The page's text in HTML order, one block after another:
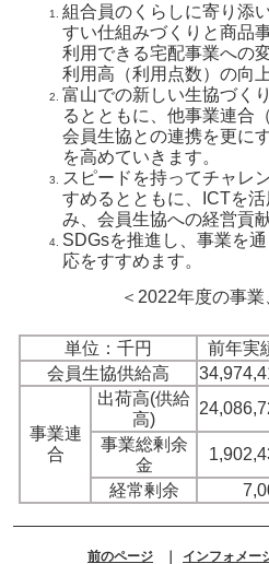
組合員のくらしに寄り添
すい仕組みづくりと商品
利用できる宅配事業への
利用高（利用点数）の向
富山での新しい生協づく
るとともに、他事業連合
会員生協との連携を更に
を高めていきます。
スピードを持ってチャレ
すめるとともに、ICTを
み、会員生協への経営貢
SDGsを推進し、事業を
応をすすめます。
＜2022年度の事業
単位：千円 前年実
会員生協供給高
事業連
合
出荷高(供給
高)
事業総剰余
金
経常剰余
前のページ ｜ インフォメー